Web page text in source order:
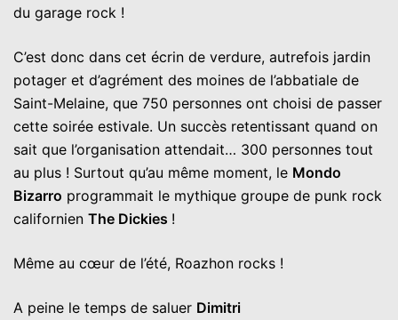
du garage rock !
C’est donc dans cet écrin de verdure, autrefois jardin
potager et d’agrément des moines de l’abbatiale de
Saint-Melaine, que 750 personnes ont choisi de passer
cette soirée estivale. Un succès retentissant quand on
sait que l’organisation attendait… 300 personnes tout
au plus ! Surtout qu’au même moment, le Mondo
Bizarro programmait le mythique groupe de punk rock
californien The Dickies !
Même au cœur de l’été, Roazhon rocks !
A peine le temps de saluer Dimitri